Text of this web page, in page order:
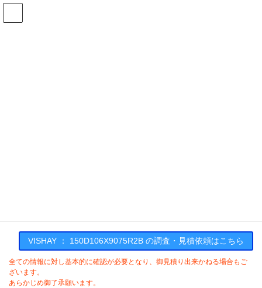
コ
ナ
VISHAY ： 150D106X9075R2B の調査・見積依頼はこちら
全ての情報に対し基本的に確認が必要となり、御見積り出来かねる場合もご
ざいます。
あらかじめ御了承願います。